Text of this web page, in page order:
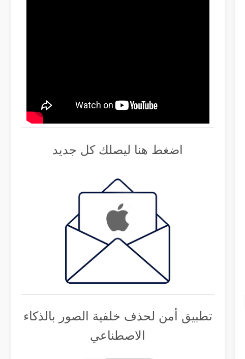
اضغط هنا ليصلك كل جديد
تطبيق أمن لحذف خلفية الصور بالذكاء
الاصطناعي